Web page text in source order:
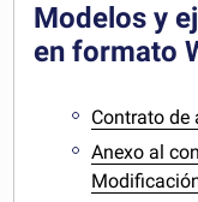
Modelos y
en formato
Contrato de
Anexo al